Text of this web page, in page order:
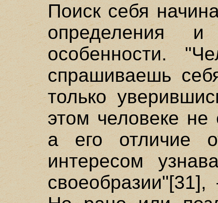
Поиск себя
определения и
особенности.
спрашиваешь
только
этом человеке не
а его отличие
интересом